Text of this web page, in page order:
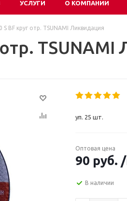
УСЛУГИ О КОМПАНИИ
BF круг отр. TSUNAMI Ликвидация
уп. 25 шт.
Оптовая цена
90 руб.
В наличии